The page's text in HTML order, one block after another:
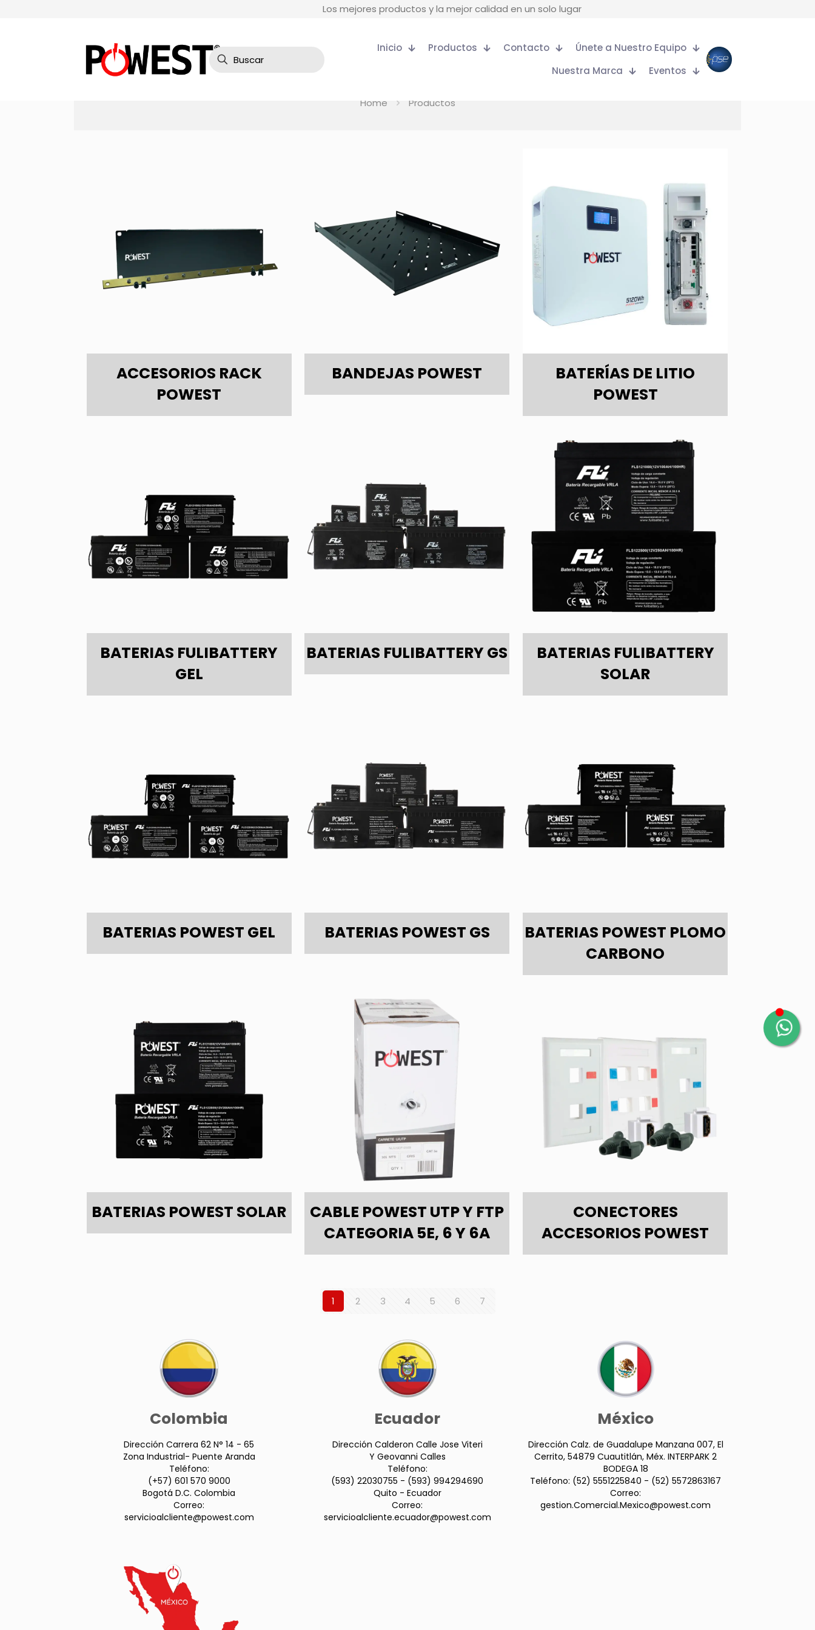
Los mejores productos y la mejor calidad en un solo lugar
Inicio Productos Contacto
Únete a Nuestro Equipo
Nuestra Marca
Eventos
Home Productos
ACCESORIOS RACK
POWEST
BANDEJAS POWEST
BATERÍAS DE LITIO
POWEST
BATERIAS FULIBATTERY
GEL
BATERIAS FULIBATTERY GS
BATERIAS FULIBATTERY
SOLAR
BATERIAS POWEST GEL BATERIAS POWEST GS
BATERIAS POWEST PLOMO
CARBONO
BATERIAS POWEST SOLAR
CABLE POWEST UTP Y FTP
CATEGORIA 5E, 6 Y 6A
CONECTORES
ACCESORIOS POWEST
1 2 3 4 5 6 7
Colombia
Dirección Carrera 62 N° 14 - 65
Zona Industrial- Puente Aranda
Teléfono:
(+57) 601 570 9000
Bogotá D.C. Colombia
Correo:
servicioalcliente@powest.com
Ecuador
Dirección Calderon Calle Jose Viteri
Y Geovanni Calles
Teléfono:
(593) 22030755 - (593) 994294690
Quito - Ecuador
Correo:
servicioalcliente.ecuador@powest.com
México
Dirección Calz. de Guadalupe Manzana 007, El
Cerrito, 54879 Cuautitlán, Méx. INTERPARK 2
BODEGA 18
Teléfono: (52) 5551225840 - (52) 5572863167
Correo:
gestion.Comercial.Mexico@powest.com